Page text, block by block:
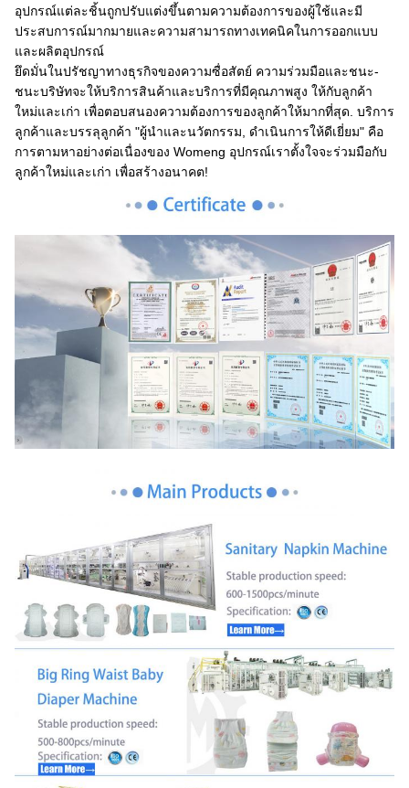
อุปกรณ์แต่ละชิ้นถูกปรับแต่งขึ้นตามความต้องการของผู้ใช้และมี
ประสบการณ์มากมายและความสามารถทางเทคนิคในการออกแบบ
และผลิตอุปกรณ์
ยึดมั่นในปรัชญาทางธุรกิจของความซื่อสัตย์ ความร่วมมือและชนะ-
ชนะบริษัทจะให้บริการสินค้าและบริการที่มีคุณภาพสูง ให้กับลูกค้า
ใหม่และเก่า เพื่อตอบสนองความต้องการของลูกค้าให้มากที่สุด. บริการ
ลูกค้าและบรรลุลูกค้า "ผู้นําและนวัตกรรม, ดําเนินการให้ดีเยี่ยม" คือ
การตามหาอย่างต่อเนื่องของ Womeng อุปกรณ์เราตั้งใจจะร่วมมือกับ
ลูกค้าใหม่และเก่า เพื่อสร้างอนาคต!